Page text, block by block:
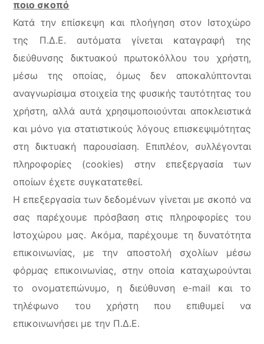
ποιο σκοπό
Κατά την επίσκεψη και πλοήγηση στον Ιστοχώρο
της Π.Δ.Ε. αυτόματα γίνεται καταγραφή της
διεύθυνσης δικτυακού πρωτοκόλλου του χρήστη,
μέσω της οποίας, όμως δεν αποκαλύπτονται
αναγνωρίσιµα στοιχεία της φυσικής ταυτότητας του
χρήστη, αλλά αυτά χρησιμοποιούνται αποκλειστικά
και µόνο για στατιστικούς λόγους επισκεψιµότητας
στη δικτυακή παρουσίαση. Επιπλέον, συλλέγονται
πληροφορίες (cookies) στην επεξεργασία των
οποίων έχετε συγκατατεθεί.
Η επεξεργασία των δεδομένων γίνεται με σκοπό να
σας παρέχουμε πρόσβαση στις πληροφορίες του
Ιστοχώρου μας. Ακόμα, παρέχουμε τη δυνατότητα
επικοινωνίας, με την αποστολή σχολίων μέσω
φόρμας επικοινωνίας, στην οποία καταχωρούνται
το ονοματεπώνυμο, η διεύθυνση e-mail και το
τηλέφωνο του χρήστη που επιθυμεί να
επικοινωνήσει με την Π.Δ.Ε.